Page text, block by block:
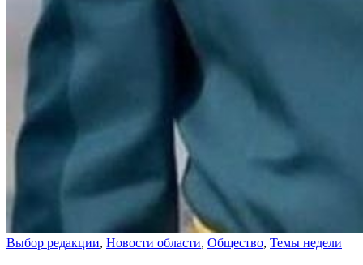
Выбор редакции, Новости области, Общество, Темы недели